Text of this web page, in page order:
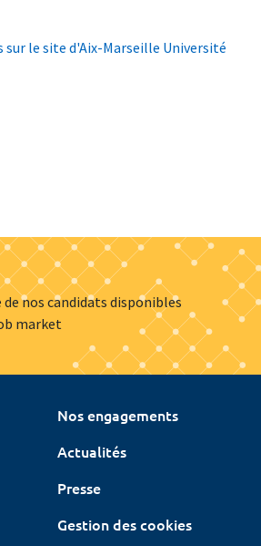
le site d'Aix-Marseille Université
nos candidats disponibles
market
Nos engagements
Actualités
Presse
Gestion des cookies